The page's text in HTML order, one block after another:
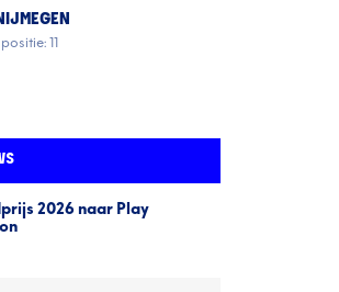
11
2026 naar Play